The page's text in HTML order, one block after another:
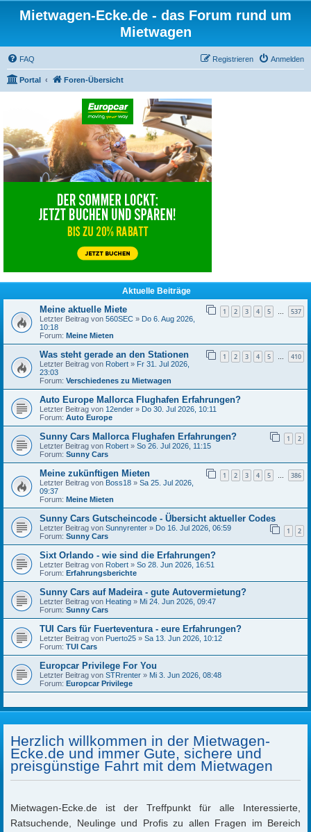
Mietwagen-Ecke.de - das Forum rund um
Mietwagen
FAQ Anmelden
Registrieren
Portal Foren-Übersicht
Aktuelle Beiträge
Meine aktuelle Miete 1 2 3 4 5 … 537
Letzter Beitrag von 560SEC » Do 6. Aug 2026,
10:18
Forum: Meine Mieten
Was steht gerade an den Stationen 1 2 3 4 5 … 410
Letzter Beitrag von Robert » Fr 31. Jul 2026,
23:03
Forum: Verschiedenes zu Mietwagen
Auto Europe Mallorca Flughafen Erfahrungen?
Letzter Beitrag von 12ender » Do 30. Jul 2026, 10:11
Forum: Auto Europe
Sunny Cars Mallorca Flughafen Erfahrungen? 1 2
Letzter Beitrag von Robert » So 26. Jul 2026, 11:15
Forum: Sunny Cars
Meine zukünftigen Mieten 1 2 3 4 5 … 386
Letzter Beitrag von Boss18 » Sa 25. Jul 2026,
09:37
Forum: Meine Mieten
Sunny Cars Gutscheincode - Übersicht aktueller Codes
1 2
Letzter Beitrag von Sunnyrenter » Do 16. Jul 2026, 06:59
Forum: Sunny Cars
Sixt Orlando - wie sind die Erfahrungen?
Letzter Beitrag von Robert » So 28. Jun 2026, 16:51
Forum: Erfahrungsberichte
Sunny Cars auf Madeira - gute Autovermietung?
Letzter Beitrag von Heating » Mi 24. Jun 2026, 09:47
Forum: Sunny Cars
TUI Cars für Fuerteventura - eure Erfahrungen?
Letzter Beitrag von Puerto25 » Sa 13. Jun 2026, 10:12
Forum: TUI Cars
Europcar Privilege For You
Letzter Beitrag von STRrenter » Mi 3. Jun 2026, 08:48
Forum: Europcar Privilege
Herzlich willkommen in der Mietwagen-
Ecke.de und immer Gute, sichere und
preisgünstige Fahrt mit dem Mietwagen
Mietwagen-Ecke.de ist der Treffpunkt für alle Interessierte,
Ratsuchende, Neulinge und Profis zu allen Fragen im Bereich